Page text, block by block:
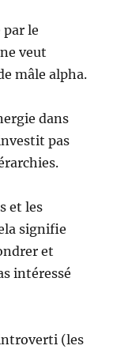
par le
veut
mâle alpha.
dans
pas
et les
signifie
et
intéressé
(les